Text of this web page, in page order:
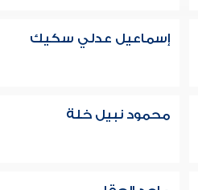
إسماعيل عدلي سكيك
محمود نبيل خلة